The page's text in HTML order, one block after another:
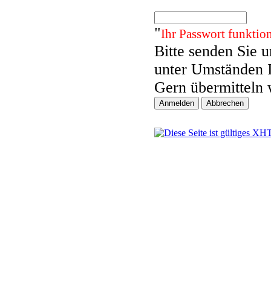
"Ihr Passwort
Bitte senden Sie
unter Umständen
Gern übermitteln